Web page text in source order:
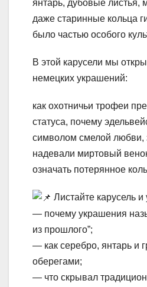
янтарь, дубовые листья,
даже старинные кольца
было частью особого
В этой карусели мы
немецких украшений:
как охотничьи трофеи
статуса, почему
символом смелой любви,
надевали миртовый
означать потерянное
Листайте карусель и
— почему украшения
из прошлого”;
— как серебро, янтарь и
оберегами;
— что скрывал